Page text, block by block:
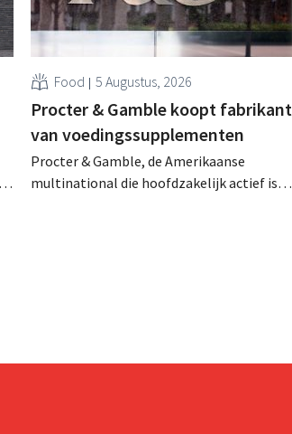
Food 5 Augustus, 2026
Procter & Gamble koopt fabrikant
van voedingssupplementen
Procter & Gamble, de Amerikaanse
multinational die hoofdzakelijk actief is in